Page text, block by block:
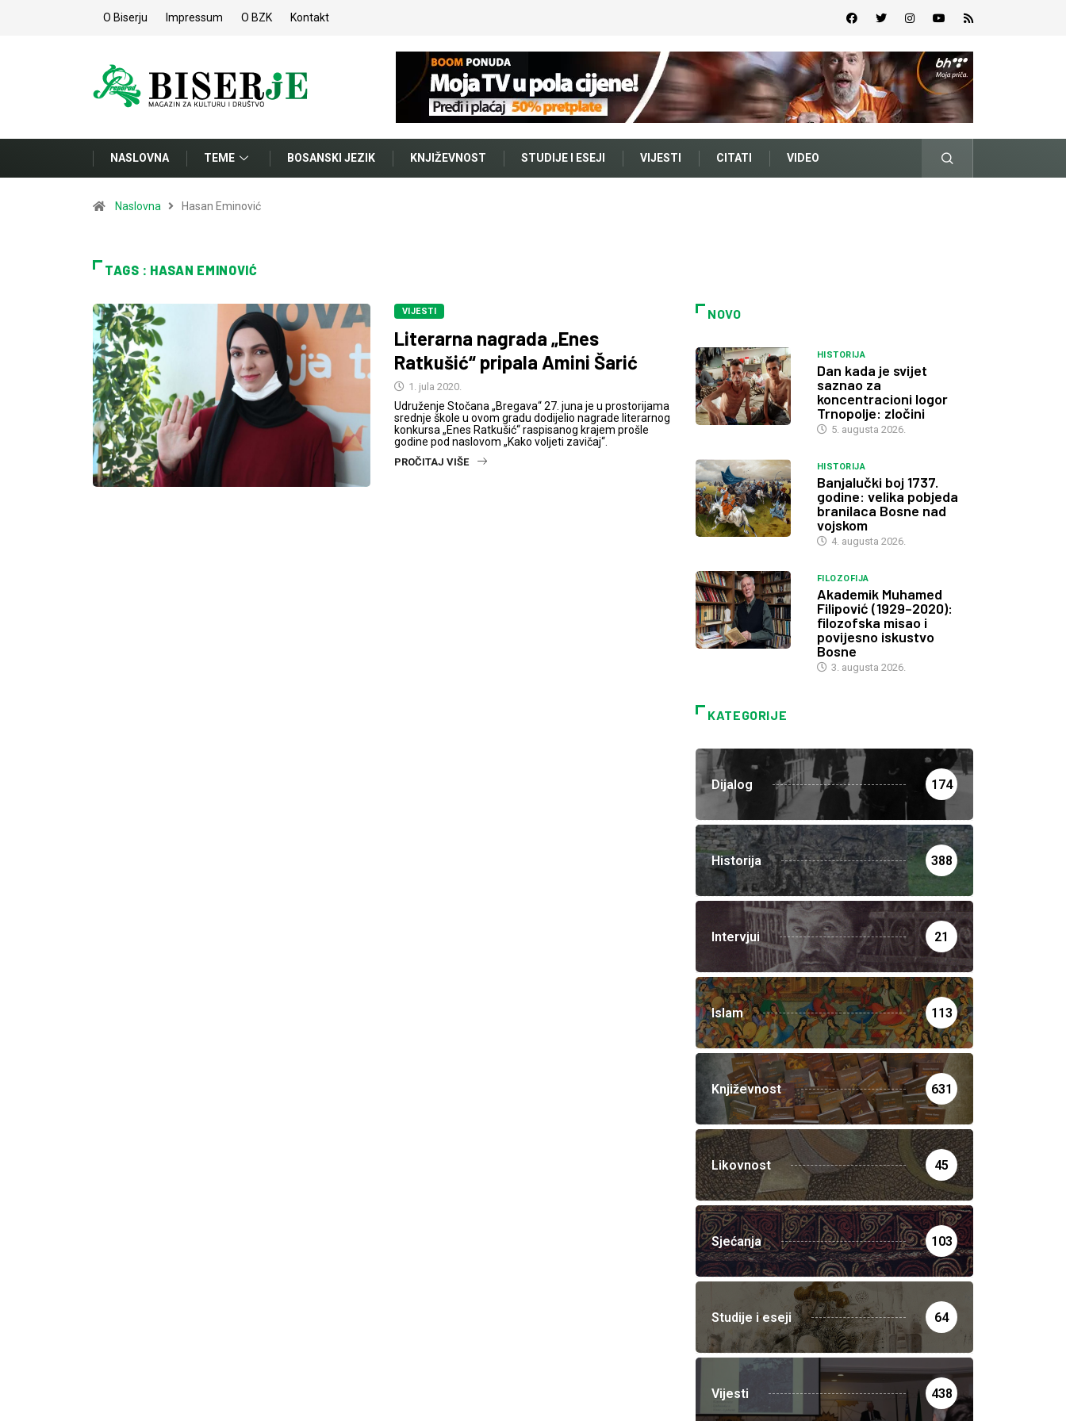
O Biserju Impressum O BZK Kontakt
NASLOVNA TEME BOSANSKI JEZIK KNJIŽEVNOST STUDIJE I ESEJI VIJESTI CITATI VIDEO
Naslovna Hasan Eminović
TAGS : HASAN EMINOVIĆ
VIJESTI
Literarna nagrada „Enes
Ratkušić“ pripala Amini Šarić
1. jula 2020.
Udruženje Stočana „Bregava“ 27. juna je u prostorijama
srednje škole u ovom gradu dodijelio nagrade literarnog
konkursa „Enes Ratkušić“ raspisanog krajem prošle
godine pod naslovom „Kako voljeti zavičaj“.
PROČITAJ VIŠE
NOVO
HISTORIJA
Dan kada je svijet
saznao za
koncentracioni logor
Trnopolje: zločini
5. augusta 2026.
HISTORIJA
Banjalučki boj 1737.
godine: velika pobjeda
branilaca Bosne nad
vojskom
4. augusta 2026.
FILOZOFIJA
Akademik Muhamed
Filipović (1929–2020):
filozofska misao i
povijesno iskustvo
Bosne
3. augusta 2026.
KATEGORIJE
Dijalog 174
Historija 388
Intervjui 21
Islam 113
Književnost 631
Likovnost 45
Sjećanja 103
Studije i eseji 64
Vijesti 438